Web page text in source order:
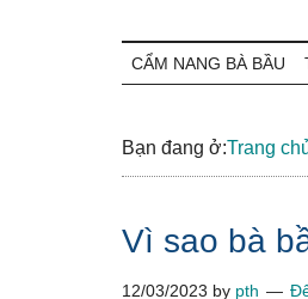
Bà
Bầu
Cần
nang
mang
và
chăm
bé
CẨM NANG BÀ BẦU
Bạn đang ở:Trang
Vì sao bà
12/03/2023 by pth